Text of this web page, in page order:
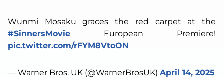
Wunmi Mosaku graces the red carpet at the
#SinnersMovie European Premiere!
pic.twitter.com/rFYM8VtoON
— Warner Bros. UK (@WarnerBrosUK) April 14, 2025